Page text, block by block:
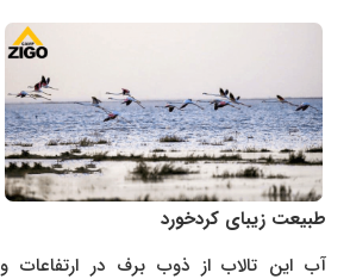
طبیعت زیبای کردخورد
آب این تالاب از ذوب برف در ارتفاعات و